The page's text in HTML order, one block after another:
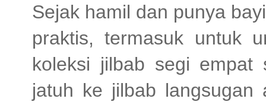
Sejak hamil dan punya
praktis, termasuk untuk
koleksi jilbab segi empat
jatuh ke jilbab langsugan